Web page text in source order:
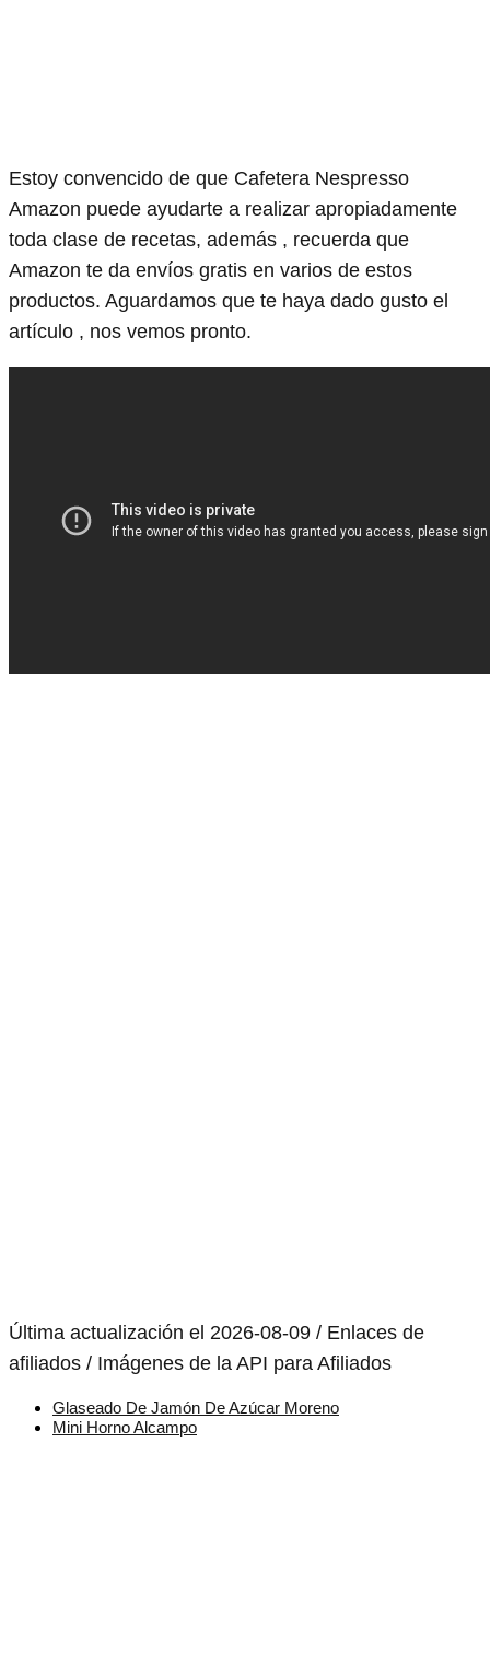
Estoy convencido de que Cafetera Nespresso
Amazon puede ayudarte a realizar apropiadamente
toda clase de recetas, además , recuerda que
Amazon te da envíos gratis en varios de estos
productos. Aguardamos que te haya dado gusto el
artículo , nos vemos pronto.
Última actualización el 2026-08-09 / Enlaces de
afiliados / Imágenes de la API para Afiliados
Glaseado De Jamón De Azúcar Moreno
Mini Horno Alcampo